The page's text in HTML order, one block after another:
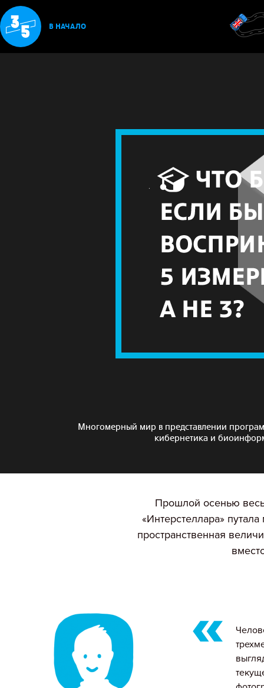
В НАЧАЛО
Многомерный мир в представлении
кибернетика и
Прошлой осенью
«Интерстеллара»
пространственная